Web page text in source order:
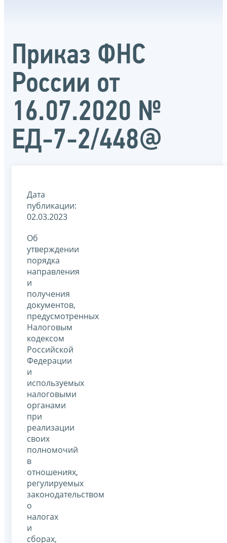
Приказ ФНС
России от
16.07.2020 №
ЕД-7-2/448@
Дата
публикации:
02.03.2023
Об
утверждении
порядка
направления
и
получения
документов,
предусмотренных
Налоговым
кодексом
Российской
Федерации
и
используемых
налоговыми
органами
при
реализации
своих
полномочий
в
отношениях,
регулируемых
законодательством
о
налогах
и
сборах,